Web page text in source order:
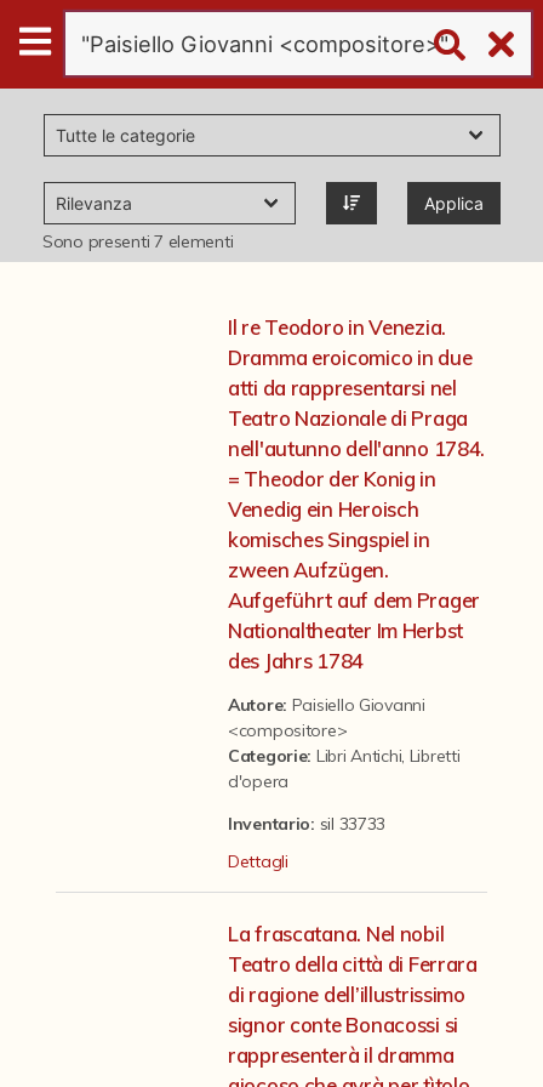
Digital
Humanities
Donazioni
Pubblicazioni
Il progetto Digital Humanities
Applica
Sono presenti7 elementi
Il re Teodoro in Venezia.
Dramma eroicomico in due
atti da rappresentarsi nel
Teatro Nazionale di Praga
nell'autunno dell'anno 1784.
= Theodor der Konig in
Venedig ein Heroisch
komisches Singspiel in
zween Aufzügen.
Aufgeführt auf dem Prager
Nationaltheater Im Herbst
des Jahrs 1784
Autore: Paisiello Giovanni
<compositore>
Categorie: Libri Antichi Libretti
d'opera
Inventario: sil 33733
Dettagli
La frascatana. Nel nobil
Teatro della città di Ferrara
di ragione dell’illustrissimo
signor conte Bonacossi si
rappresenterà il dramma